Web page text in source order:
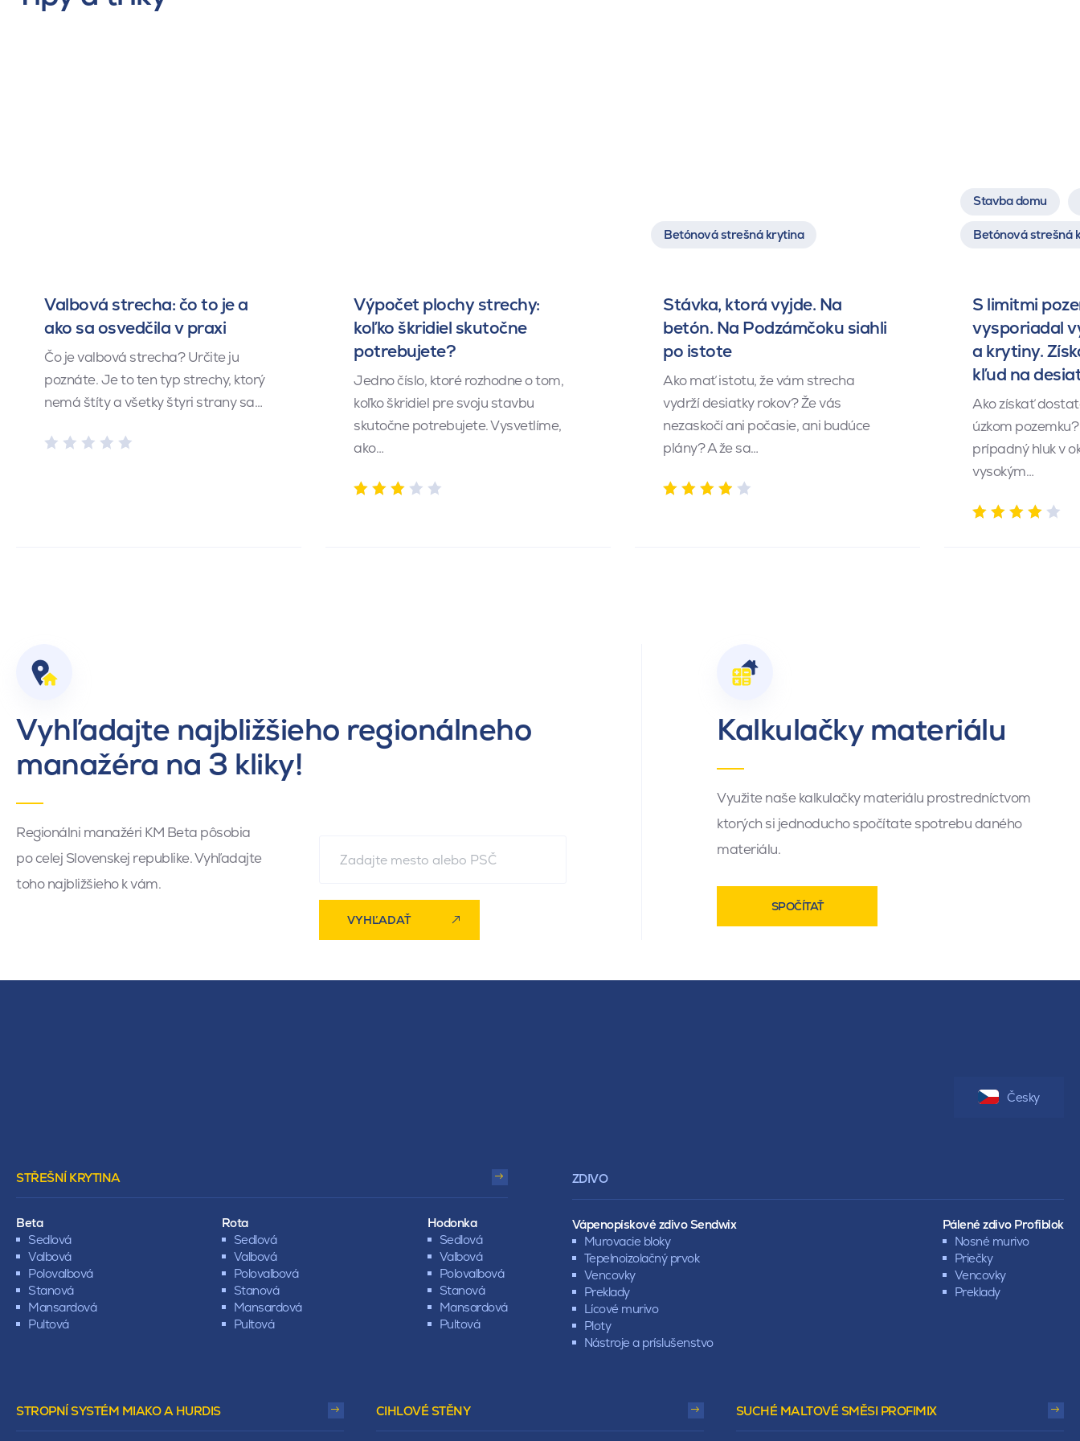
Valbová strecha: čo to je a
ako sa osvedčila v praxi
Čo je valbová strecha? Určite ju
poznáte. Je to ten typ strechy, ktorý
nemá štíty a všetky štyri strany sa…
Výpočet plochy strechy:
koľko škridiel skutočne
potrebujete?
Jedno číslo, ktoré rozhodne o tom,
koľko škridiel pre svoju stavbu
skutočne potrebujete. Vysvetlíme,
ako…
Betónová strešná krytina
Stávka, ktorá vyjde. Na
betón. Na Podzámčoku siahli
po istote
Ako mať istotu, že vám strecha
vydrží desiatky rokov? Že vás
nezaskočí ani počasie, ani budúce
plány? A že sa…
Stavba domu
Betónová strešná
S limitmi
vysporiadal
a krytiny.
kľud na
Ako získať
úzkom
prípadný hluk v
vysokým…
Vyhľadajte najbližšieho regionálneho
manažéra na 3 kliky!
Regionálni manažéri KM Beta pôsobia
po celej Slovenskej republike. Vyhľadajte
toho najbližšieho k vám.
VYHĽADAŤ
Kalkulačky materiálu
Využite naše kalkulačky materiálu prostredníctvom
ktorých si jednoducho spočítate spotrebu daného
materiálu.
SPOČÍTAŤ
STŘEŠNÍ KRYTINA
Beta
Sedlová
Valbová
Polovalbová
Stanová
Mansardová
Pultová
Rota
Sedlová
Valbová
Polovalbová
Stanová
Mansardová
Pultová
Hodonka
Sedlová
Valbová
Polovalbová
Stanová
Mansardová
Pultová
ZDIVO
Vápenopískové zdivo Sendwix
Murovacie bloky
Tepelnoizolačný prvok
Vencovky
Preklady
Lícové murivo
Ploty
Nástroje a príslušenstvo
Pálené zdivo Profiblok
Nosné murivo
Priečky
Vencovky
Preklady
STROPNÍ SYSTÉM MIAKO A HURDIS CIHLOVÉ STĚNY SUCHÉ MALTOVÉ SMĚSI PROFIMIX
Česky